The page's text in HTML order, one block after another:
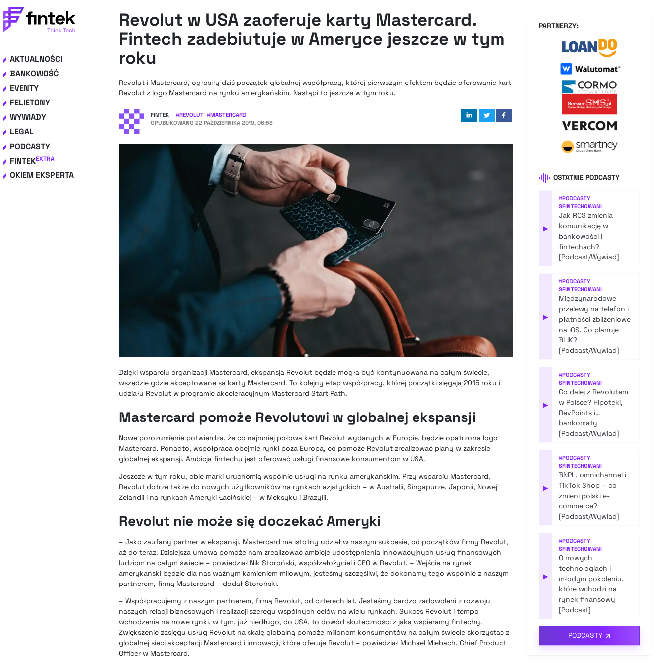
AKTUALNOŚCI
BANKOWOŚĆ
EVENTY
FELIETONY
WYWIADY
LEGAL
PODCASTY
FINTEKEXTRA
OKIEM EKSPERTA
Revolut w USA zaoferuje karty Mastercard.
Fintech zadebiutuje w Ameryce jeszcze w tym
roku
Revolut i Mastercard, ogłosiły dziś początek globalnej współpracy, której pierwszym efektem będzie oferowanie kart
Revolut z logo Mastercard na rynku amerykańskim. Nastąpi to jeszcze w tym roku.
FINTEK #REVOLUT #MASTERCARD
OPUBLIKOWANO 22 PAŹDZIERNIKA 2019, 06:58
Dzięki wsparciu organizacji Mastercard, ekspansja Revolut będzie mogła być kontynuowana na całym świecie,
wszędzie gdzie akceptowane są karty Mastercard. To kolejny etap współpracy, której początki sięgają 2015 roku i
udziału Revolut w programie akceleracyjnym Mastercard Start Path.
Mastercard pomoże Revolutowi w globalnej ekspansji
Nowe porozumienie potwierdza, że co najmniej połowa kart Revolut wydanych w Europie, będzie opatrzona logo
Mastercard. Ponadto, współpraca obejmie rynki poza Europą, co pomoże Revolut zrealizować plany w zakresie
globalnej ekspansji. Ambicją fintechu jest oferować usługi finansowe konsumentom w USA.
Jeszcze w tym roku, obie marki uruchomią wspólnie usługi na rynku amerykańskim. Przy wsparciu Mastercard,
Revolut dotrze także do nowych użytkowników na rynkach azjatyckich – w Australii, Singapurze, Japonii, Nowej
Zelandii i na rynkach Ameryki Łacińskiej – w Meksyku i Brazylii.
Revolut nie może się doczekać Ameryki
– Jako zaufany partner w ekspansji, Mastercard ma istotny udział w naszym sukcesie, od początków firmy Revolut,
aż do teraz. Dzisiejsza umowa pomoże nam zrealizować ambicje udostępnienia innowacyjnych usług finansowych
ludziom na całym świecie – powiedział Nik Storoński, współzałożyciel i CEO w Revolut. – Wejście na rynek
amerykański będzie dla nas ważnym kamieniem milowym, jesteśmy szczęśliwi, że dokonamy tego wspólnie z naszym
partnerem, firmą Mastercard – dodał Storoński.
– Współpracujemy z naszym partnerem, firmą Revolut, od czterech lat. Jesteśmy bardzo zadowoleni z rozwoju
naszych relacji biznesowych i realizacji szeregu wspólnych celów na wielu rynkach. Sukces Revolut i tempo
wchodzenia na nowe rynki, w tym, już niedługo, do USA, to dowód skuteczności z jaką wspieramy fintechy.
Zwiększenie zasięgu usług Revolut na skalę globalną pomoże milionom konsumentów na całym świecie skorzystać z
globalnej sieci akceptacji Mastercard i innowacji, które oferuje Revolut – powiedział Michael Miebach, Chief Product
Officer w Mastercard.
PARTNERZY:
OSTATNIE PODCASTY
▶
#PODCASTY
SFINTECHOWANI
Jak RCS zmienia
komunikację w
bankowości i
fintechach?
[Podcast/Wywiad]
▶
#PODCASTY
SFINTECHOWANI
Międzynarodowe
przelewy na telefon i
płatności zbliżeniowe
na iOS. Co planuje
BLIK?
[Podcast/Wywiad]
▶
#PODCASTY
SFINTECHOWANI
Co dalej z Revolutem
w Polsce? Hipoteki,
RevPoints i…
bankomaty
[Podcast/Wywiad]
▶
#PODCASTY
SFINTECHOWANI
BNPL, omnichannel i
TikTok Shop – co
zmieni polski e-
commerce?
[Podcast/Wywiad]
▶
#PODCASTY
SFINTECHOWANI
O nowych
technologiach i
młodym pokoleniu,
które wchodzi na
rynek finansowy
[Podcast]
PODCASTY